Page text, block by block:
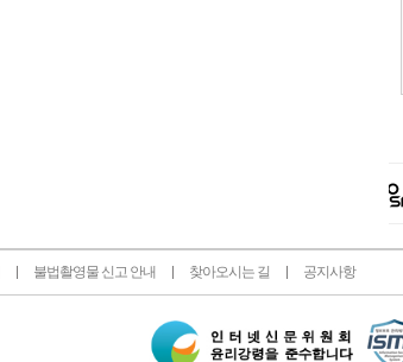
불법촬영물 신고 안내 찾아오시는 길 공지사항
터